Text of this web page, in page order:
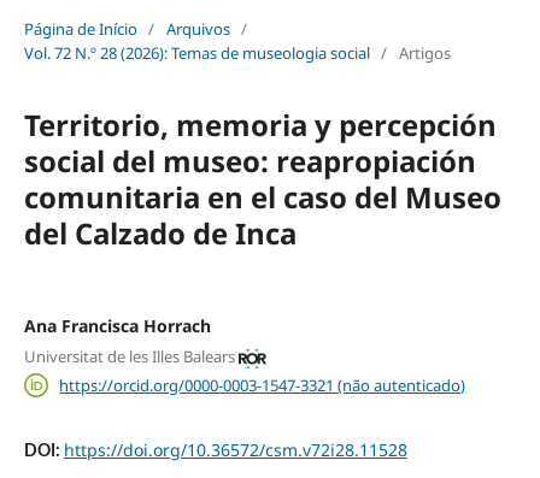
Página de Início / Arquivos /
Vol. 72 N.º 28 (2026): Temas de museologia social / Artigos
Territorio, memoria y percepción
social del museo: reapropiación
comunitaria en el caso del Museo
del Calzado de Inca
Ana Francisca Horrach
Universitat de les Illes Balears
https://orcid.org/0000-0003-1547-3321 (não autenticado)
DOI: https://doi.org/10.36572/csm.v72i28.11528